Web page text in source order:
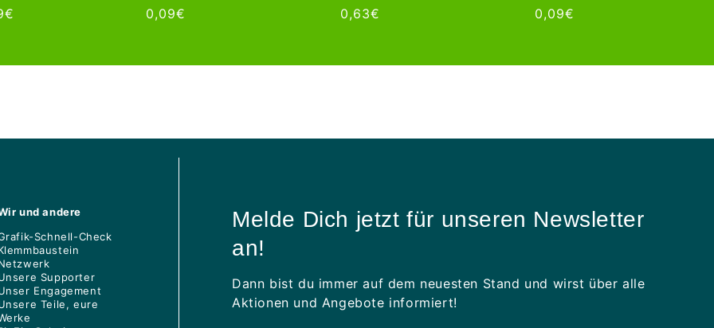
Normaler
0,09€
Normaler
0,63€
Normaler
0,09€
und andere
Schnell-Check
Supporter
Engagement
Teile, eure
Melde Dich jetzt für unseren Newsletter
an!
Dann bist du immer auf dem neuesten Stand und wirst über alle
Aktionen und Angebote informiert!